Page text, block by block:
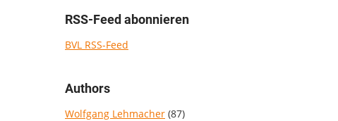
RSS-Feed abonnieren
BVL RSS-Feed
Authors
Wolfgang Lehmacher (87)